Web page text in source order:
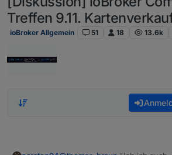
Treffen 9.11.
ioBroker Allgemein 51 18 13.6k